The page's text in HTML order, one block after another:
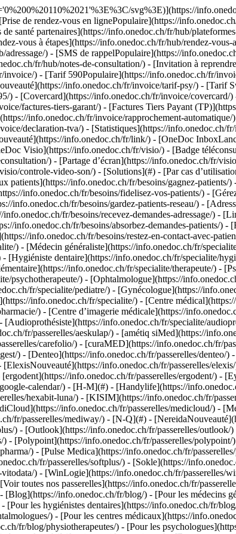
dentaire](https://info.onedoc.ch/fr/specialite/hygieniste-dentaire/) - [PhysiothérapeutePopulaire](https://info.onedoc.ch/fr/specialite/physiotherapeute/) - [Thérapeute complémentaire](https://info.onedoc.ch/fr/specialite/therapeute/) - [PsychologuePopulaire](https://info.onedoc.ch/fr/specialite/psychologue/) - [Psychothérapeute](https://info.onedoc.ch/fr/specialite/psychotherapeute/) - [Ophtalmologue](https://info.onedoc.ch/fr/specialite/ophtalmologue/) - [DermatologuePopulaire](https://info.onedoc.ch/fr/specialite/dermatologue/) - [Pédiatre](https://info.onedoc.ch/fr/specialite/pediatre/) - [Gynécologue](https://info.onedoc.ch/fr/specialite/gynecologue/) - [Médecin esthétique](https://info.onedoc.ch/fr/specialite/medecin-esthetique/) - [Par type d’établissement de santé](https://info.onedoc.ch/fr/specialite/) - [Centre médical](https://info.onedoc.ch/fr/specialite/centre-medical/) - [Hôpital](https://info.onedoc.ch/fr/specialite/hopital/) - [Pharmacie](https://info.onedoc.ch/fr/specialite/pharmacie/) - [Centre d’imagerie médicale](https://info.onedoc.ch/fr/specialite/centre-imagerie-medicale/) - [Laboratoire d’analyses médicales](https://info.onedoc.ch/fr/specialite/laboratoire-analyses-medicales/) - [Audioprothésiste](https://info.onedoc.ch/fr/specialite/audioprothesiste/) - [Opticien](https://info.onedoc.ch/fr/specialite/opticien/) - [Passerelles](#) - [A-D](#) - [Aeskulap](https://info.onedoc.ch/fr/passerelles/aeskulap/) - [amétiq siMed](https://info.onedoc.ch/fr/passerelles/ametiq-simed/) - [Axenita](https://info.onedoc.ch/fr/passerelles/axenita-axonlab/) - [Carefolio](https://info.onedoc.ch/fr/passerelles/carefolio/) - [curaMED](https://info.onedoc.ch/fr/passerelles/curamed/) - [Delemed](https://info.onedoc.ch/fr/passerelles/delemed/) - [DentaGest](https://info.onedoc.ch/fr/passerelles/dentagest/) - [Denteo](https://info.onedoc.ch/fr/passerelles/denteo/) - [E-G](#) - [E-Medicus](https://info.onedoc.ch/fr/passerelles/e-medicus/) - [E-PAT](https://info.onedoc.ch/fr/passerelles/e-pat/) - [ElexisNouveauté](https://info.onedoc.ch/fr/passerelles/elexis/) - [ePaad](https://info.onedoc.ch/fr/passerelles/epaad/) - [ePhysio](https://info.onedoc.ch/fr/passerelles/ephysio/) - [ergodent](https://info.onedoc.ch/fr/passerelles/ergodent/) - [Eyesoft](https://info.onedoc.ch/fr/passerelles/eyesoft/) - [Google Calendar](https://info.onedoc.ch/fr/passerelles/google-calendar/) - [H-M](#) - [Handylife](https://info.onedoc.ch/fr/passerelles/handy-patients/) - [ifaNouveauté](https://info.onedoc.ch/fr/passerelles/ifa/) - [Hexabit Luna](https://info.onedoc.ch/fr/passerelles/hexabit-luna/) - [KISIM](https://info.onedoc.ch/fr/passerelles/cistec-kisim/) -